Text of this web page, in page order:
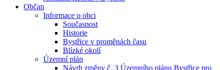
Občan
Informace o obci
Současnost
Historie
Bystřice v proměnách času
Blízké okolí
Územní plán
Návrh změny č. 3 Územního plánu Bystřice pro